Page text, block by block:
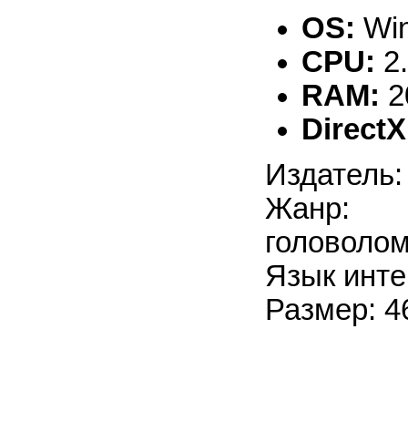
OS:
CPU:
RAM:
Жанр:
Язык
Размер: